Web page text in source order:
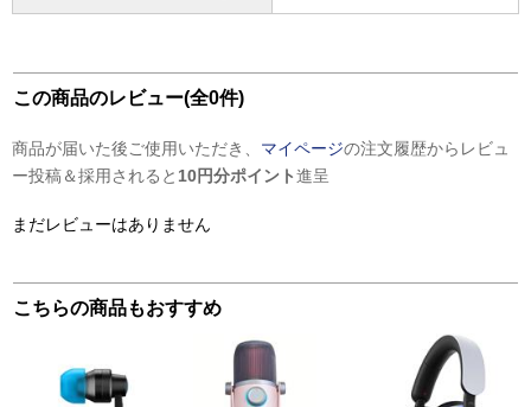
この商品のレビュー(全0件)
商品が届いた後ご使用いただき、 マイページの注文履歴からレビュ
ー投稿＆採用されると 10円分ポイント進呈
まだレビューはありません
こちらの商品もおすすめ